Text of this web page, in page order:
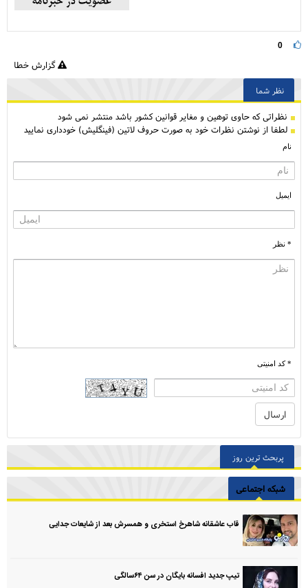
0
گزارش خطا
نظر شما
نظراتی كه حاوی توهین و مغایر قوانین کشور باشد منتشر نمی شود
لطفا از نوشتن نظرات خود به صورت حروف لاتین (فینگلیش) خودداری نمایید
نام
ایمیل
* نظر
* کد امنیتی
پربحث ترین روز
شبکه اجتماعی
قاب عاشقانه شاهرخ استخری و همسرش بعد از شایعات جدایی
تیپ جدید افسانه بایگان در سن ۶۴سالگی